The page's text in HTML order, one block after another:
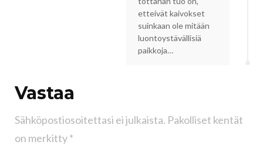
etteivät kaivokset
suinkaan ole mitään
luontoystävällisiä
paikkoja…
Vastaa
Sähköpostiosoitettasi ei julkaista. Pakolliset kentät
on merkitty*